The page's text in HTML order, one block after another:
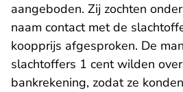
aangeboden. Zij zochten
naam contact met de
koopprijs afgesproken. De
slachtoffers 1 cent wilden
bankrekening, zodat ze